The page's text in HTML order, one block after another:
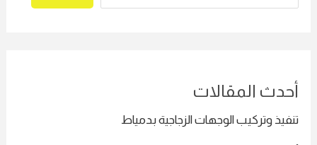
المقالات
وتركيب الوجهات الزجاجية بدمياط